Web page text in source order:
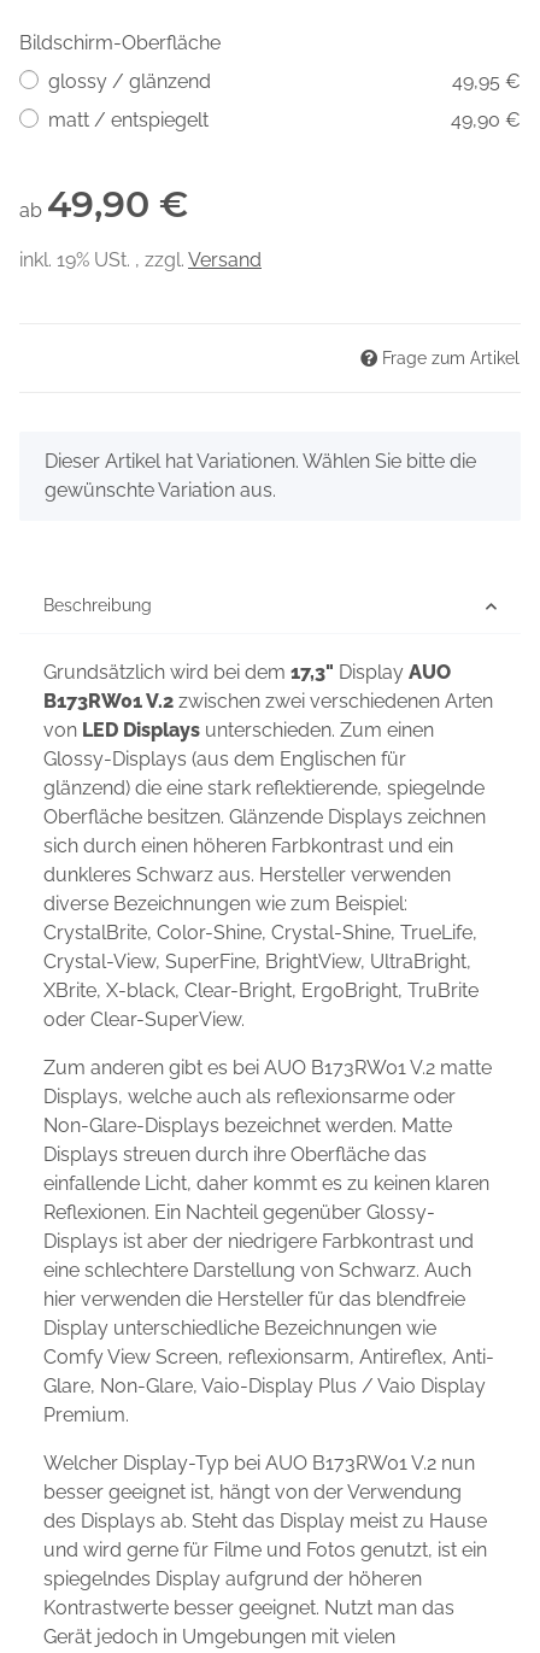
Bildschirm-Oberfläche
glossy / glänzend
49,95 €
matt / entspiegelt
49,90 €
ab 49,90 €
inkl. 19% USt. , zzgl. Versand
Frage zum Artikel
x
Dieser Artikel hat Variationen. Wählen Sie bitte die
gewünschte Variation aus.
Beschreibung
Grundsätzlich wird bei dem 17,3" Display AUO
B173RW01 V.2 zwischen zwei verschiedenen Arten
von LED Displays unterschieden. Zum einen
Glossy-Displays (aus dem Englischen für
glänzend) die eine stark reflektierende, spiegelnde
Oberfläche besitzen. Glänzende Displays zeichnen
sich durch einen höheren Farbkontrast und ein
dunkleres Schwarz aus. Hersteller verwenden
diverse Bezeichnungen wie zum Beispiel:
CrystalBrite, Color-Shine, Crystal-Shine, TrueLife,
Crystal-View, SuperFine, BrightView, UltraBright,
XBrite, X-black, Clear-Bright, ErgoBright, TruBrite
oder Clear-SuperView.
Zum anderen gibt es bei AUO B173RW01 V.2 matte
Displays, welche auch als reflexionsarme oder
Non-Glare-Displays bezeichnet werden. Matte
Displays streuen durch ihre Oberfläche das
einfallende Licht, daher kommt es zu keinen klaren
Reflexionen. Ein Nachteil gegenüber Glossy-
Displays ist aber der niedrigere Farbkontrast und
eine schlechtere Darstellung von Schwarz. Auch
hier verwenden die Hersteller für das blendfreie
Display unterschiedliche Bezeichnungen wie
Comfy View Screen, reflexionsarm, Antireflex, Anti-
Glare, Non-Glare, Vaio-Display Plus / Vaio Display
Premium.
Welcher Display-Typ bei AUO B173RW01 V.2 nun
besser geeignet ist, hängt von der Verwendung
des Displays ab. Steht das Display meist zu Hause
und wird gerne für Filme und Fotos genutzt, ist ein
spiegelndes Display aufgrund der höheren
Kontrastwerte besser geeignet. Nutzt man das
Gerät jedoch in Umgebungen mit vielen